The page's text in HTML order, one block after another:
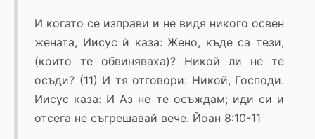
И когато се изправи и не видя никого освен
жената, Иисус й каза: Жено, къде са тези,
(които те обвиняваха)? Никой ли не те
осъди? (11) И тя отговори: Никой, Господи.
Иисус каза: И Аз не те осъждам; иди си и
отсега не съгрешавай вече. Йоан 8:10-11